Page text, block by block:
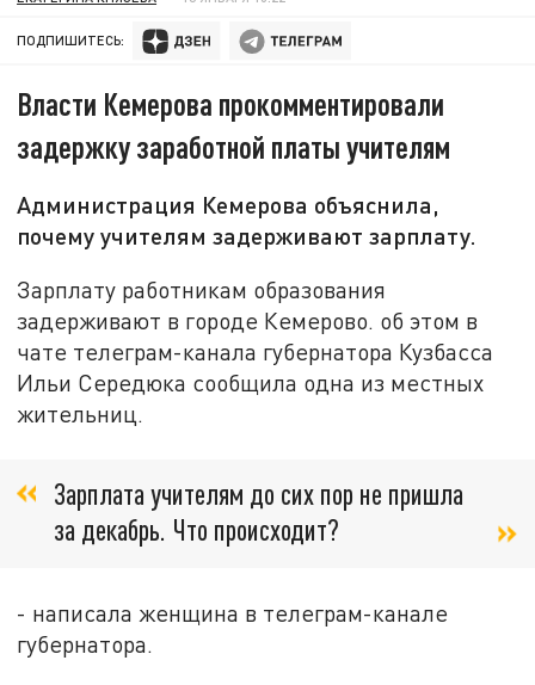
ПОДПИШИТЕСЬ:
Власти Кемерова прокомментировали
задержку заработной платы учителям
Администрация Кемерова объяснила,
почему учителям задерживают зарплату.
Зарплату работникам образования
задерживают в городе Кемерово. об этом в
чате телеграм-канала губернатора Кузбасса
Ильи Середюка сообщила одна из местных
жительниц.
Зарплата учителям до сих пор не пришла
за декабрь. Что происходит?
- написала женщина в телеграм-канале
губернатора.